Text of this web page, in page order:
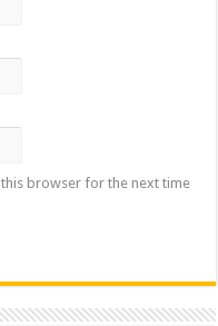
this browser for the next time